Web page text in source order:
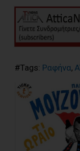
#Tags: Ραφήνα,